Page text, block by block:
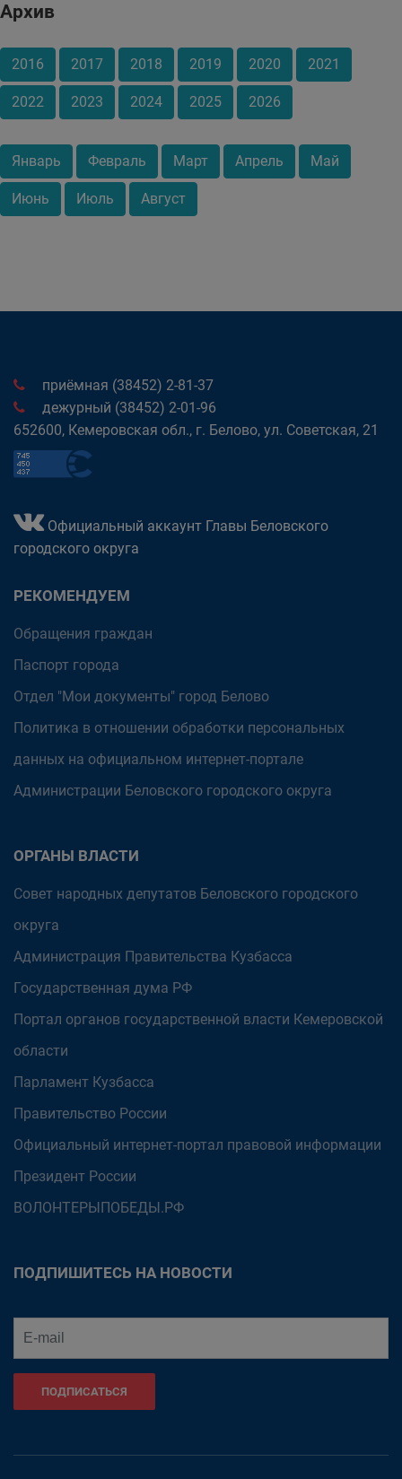
Архив
2016 2017 2018 2019 2020 2021
2022 2023 2024 2025 2026
Январь Февраль Март Апрель Май
Июнь Июль Август
приёмная (38452) 2-81-37
дежурный (38452) 2-01-96
652600, Кемеровская обл., г. Белово, ул. Советская, 21
Официальный аккаунт Главы Беловского
городского округа
РЕКОМЕНДУЕМ
Обращения граждан
Паспорт города
Отдел "Мои документы" город Белово
Политика в отношении обработки персональных
данных на официальном интернет-портале
Администрации Беловского городского округа
ОРГАНЫ ВЛАСТИ
Совет народных депутатов Беловского городского
округа
Администрация Правительства Кузбасса
Государственная дума РФ
Портал органов государственной власти Кемеровской
области
Парламент Кузбасса
Правительство России
Официальный интернет-портал правовой информации
Президент России
ВОЛОНТЕРЫПОБЕДЫ.РФ
ПОДПИШИТЕСЬ НА НОВОСТИ
ПОДПИСАТЬСЯ